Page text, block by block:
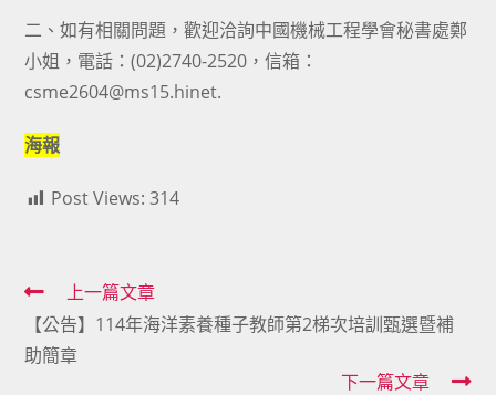
二、如有相關問題，歡迎洽詢中國機械工程學會秘書處鄭
小姐，電話：(02)2740-2520，信箱：
csme2604@ms15.hinet.
海報
Post Views: 314
Read
more
articles
上一篇文章
【公告】114年海洋素養種子教師第2梯次培訓甄選暨補
助簡章
下一篇文章